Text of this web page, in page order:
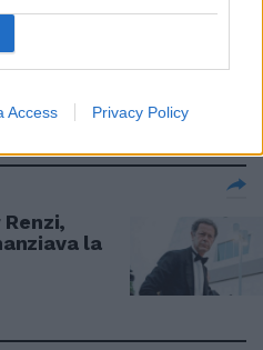
Access Privacy Policy
Smacco a
la